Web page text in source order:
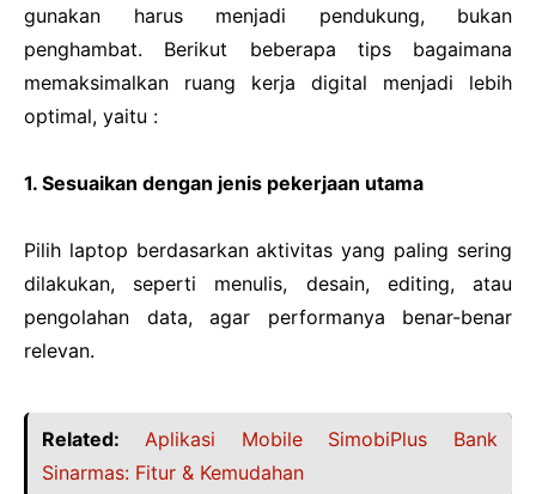
gunakan harus menjadi pendukung, bukan
penghambat. Berikut beberapa tips bagaimana
memaksimalkan ruang kerja digital menjadi lebih
optimal, yaitu :
1. Sesuaikan dengan jenis pekerjaan utama
Pilih laptop berdasarkan aktivitas yang paling sering
dilakukan, seperti menulis, desain, editing, atau
pengolahan data, agar performanya benar-benar
relevan.
Related: Aplikasi Mobile SimobiPlus Bank
Sinarmas: Fitur & Kemudahan